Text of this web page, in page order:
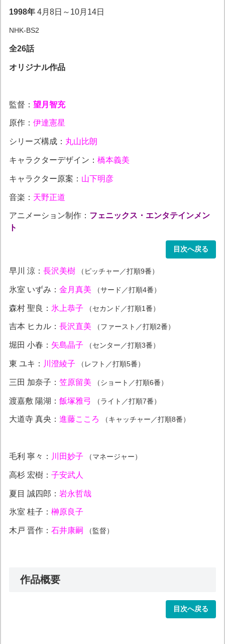
1998年4月8日～10月14日
NHK-BS2
全26話
オリジナル作品
監督：望月智充
原作：伊達憲星
シリーズ構成： 丸山比朗
キャラクターデザイン：橋本義美
キャラクター原案： 山下明彦
音楽： 天野正道
アニメーション制作： フェニックス・エンタテインメン
ト
目次へ戻る
早川 涼：長沢美樹 （ピッチャー／打順9番）
氷室 いずみ：金月真美 （サード／打順4番）
森村 聖良： 氷上恭子 （セカンド／打順1番）
吉本 ヒカル：長沢直美 （ファースト／打順2番）
堀田 小春： 矢島晶子 （センター／打順3番）
東 ユキ： 川澄綾子 （レフト／打順5番）
三田 加奈子：笠原留美 （ショート／打順6番）
渡嘉敷 陽湖：飯塚雅弓 （ライト／打順7番）
大道寺 真央：進藤こころ （キャッチャー／打順8番）
毛利 寧々： 川田妙子 （マネージャー）
高杉 宏樹：子安武人
夏目 誠四郎：岩永哲哉
氷室 桂子：榊原良子
木戸 晋作：石井康嗣 （監督）
作品概要
目次へ戻る